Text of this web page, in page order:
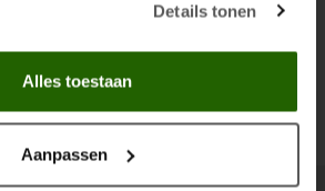
Details tonen
Alles toestaan
Aanpassen
over onze laatste acties